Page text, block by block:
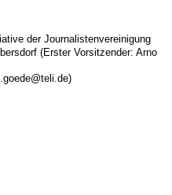
der Journalistenvereinigung
(Erster Vorsitzender: Arno